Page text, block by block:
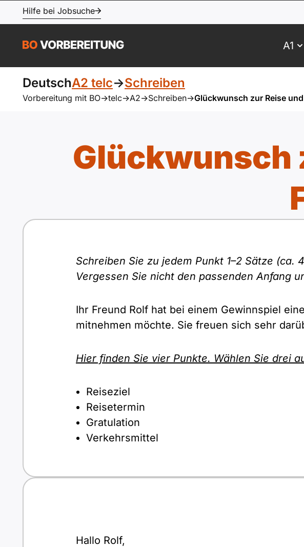
Hilfe bei Jobsuche
A1
DeutschA2 telc->Schreiben
Vorbereitung mit BO->telc->A2->Schreiben->Glückwunsch zur Reise
Glückwunsch
Schreiben Sie zu jedem Punkt 1–2 Sätze (ca.
Vergessen Sie nicht den passenden Anfang
Ihr Freund Rolf hat bei einem Gewinnspiel
mitnehmen möchte. Sie freuen sich sehr
Hier finden Sie vier Punkte. Wählen Sie drei
Reiseziel
Reisetermin
Gratulation
Verkehrsmittel
Hallo Rolf,